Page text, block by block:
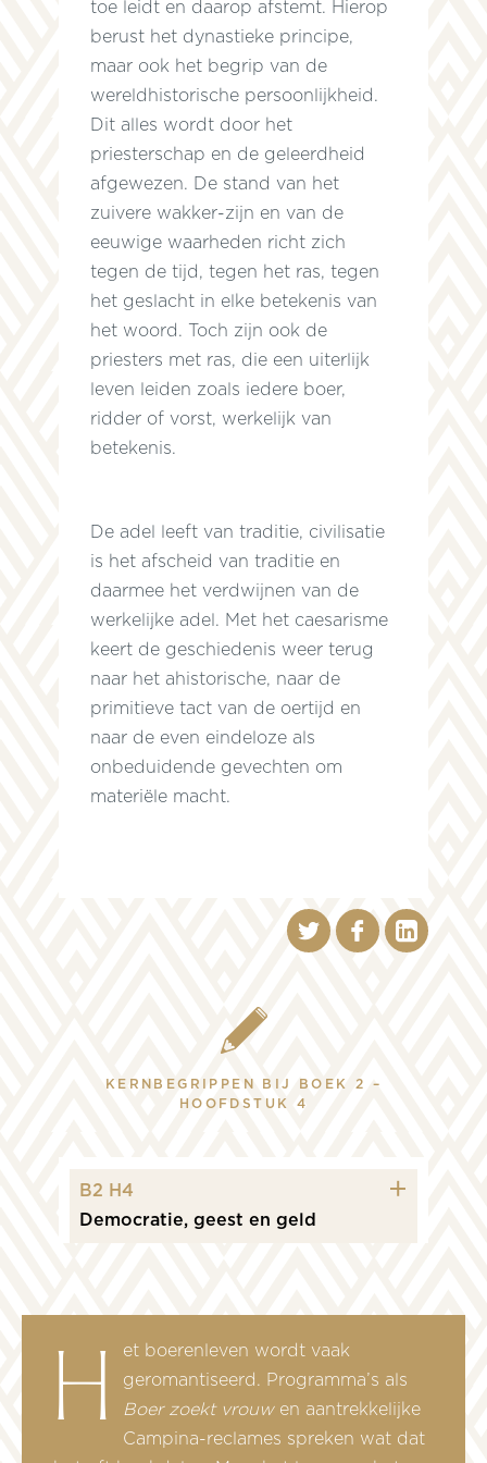
toe leidt en daarop afstemt. Hierop
berust het dynastieke principe,
maar ook het begrip van de
wereldhistorische persoonlijkheid.
Dit alles wordt door het
priesterschap en de geleerdheid
afgewezen. De stand van het
zuivere wakker-zijn en van de
eeuwige waarheden richt zich
tegen de tijd, tegen het ras, tegen
het geslacht in elke betekenis van
het woord. Toch zijn ook de
priesters met ras, die een uiterlijk
leven leiden zoals iedere boer,
ridder of vorst, werkelijk van
betekenis.
De adel leeft van traditie, civilisatie
is het afscheid van traditie en
daarmee het verdwijnen van de
werkelijke adel. Met het caesarisme
keert de geschiedenis weer terug
naar het ahistorische, naar de
primitieve tact van de oertijd en
naar de even eindeloze als
onbeduidende gevechten om
materiële macht.
KERNBEGRIPPEN BIJ BOEK 2 –
HOOFDSTUK 4
B2 H4
Democratie, geest en geld
Het boerenleven wordt vaak
geromantiseerd. Programma’s als
Boer zoekt vrouwen aantrekkelijke
Campina-reclames spreken wat dat